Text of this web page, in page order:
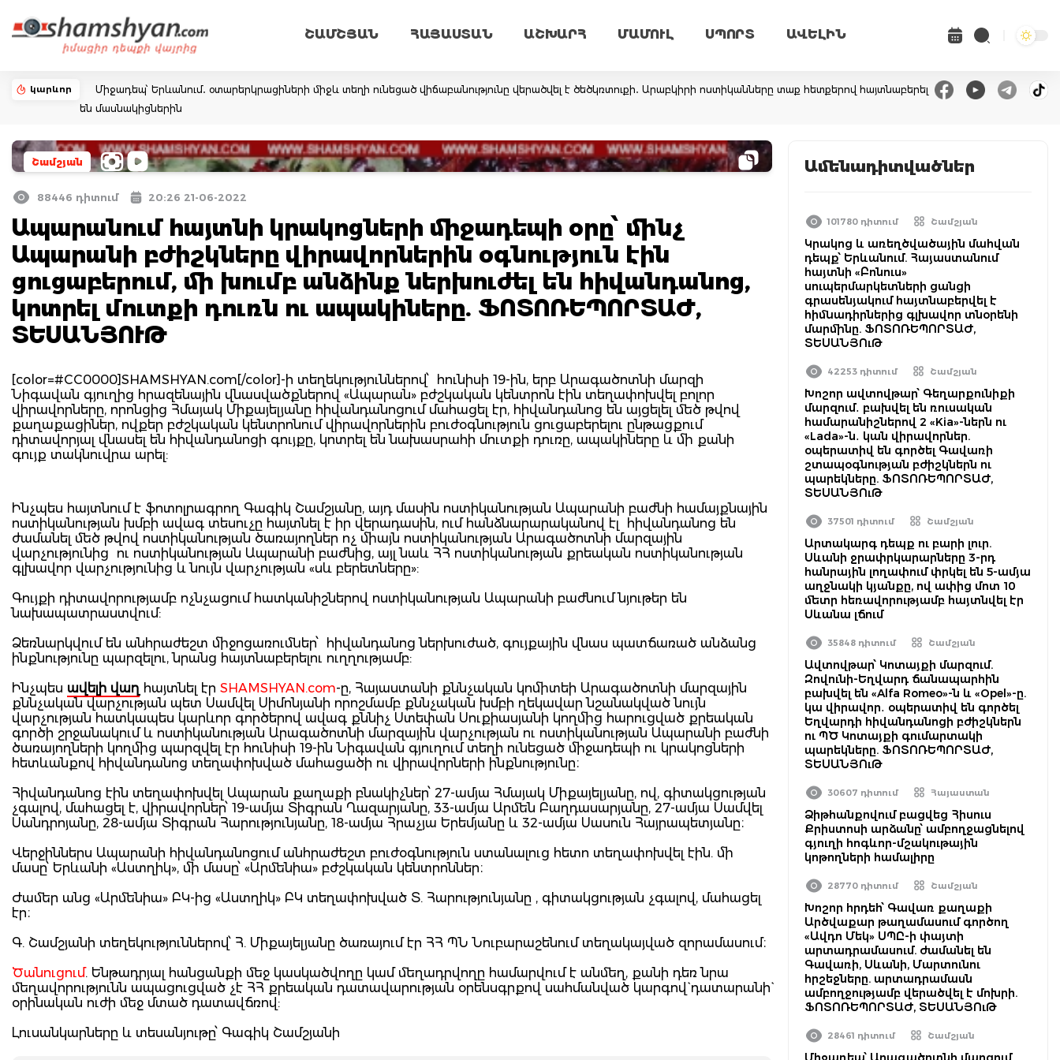
ՇԱՄՇՅԱՆ ՀԱՅԱՍՏԱՆ ԱՇԽԱՐՀ ՄԱՄՈՒԼ ՍՊՈՐՏ ԱՎԵԼԻՆ
կարևոր
Միջադեպ՝ Երևանում․ օտարերկրացիների միջև տեղի ունեցած վիճաբանությունը վերածվել է ծեծկռտուքի․ Արաբկիրի ոստիկանները տաք հետքերով հայտնաբերել
են մասնակիցներին
Շամշյան
88446 դիտում 20:26 21-06-2022
Ապարանում հայտնի կրակոցների միջադեպի օրը՝ մինչ
Ապարանի բժիշկները վիրավորներին օգնություն էին
ցուցաբերում, մի խումբ անձինք ներխուժել են հիվանդանոց,
կոտրել մուտքի դուռն ու ապակիները. ՖՈՏՈՌԵՊՈՐՏԱԺ,
ՏԵՍԱՆՅՈՒԹ
[color=#CC0000]SHAMSHYAN.com[/color]-ի տեղեկություններով՝ հունիսի 19-ին, երբ Արագածոտնի մարզի
Նիգավան գյուղից հրազենային վնասվածքներով «Ապարան» բժշկական կենտրոն էին տեղափոխվել բոլոր
վիրավորները, որոնցից Հմայակ Միքայելյանը հիվանդանոցում մահացել էր, հիվանդանոց են այցելել մեծ թվով
քաղաքացիներ, ովքեր բժշկական կենտրոնում վիրավորներին բուժօգնություն ցուցաբերելու ընթացքում
դիտավորյալ վնասել են հիվանդանոցի գույքը, կոտրել են նախասրահի մուտքի դուռը, ապակիները և մի քանի
գույք տակնուվրա արել:
Ինչպես հայտնում է ֆոտոլրագրող Գագիկ Շամշյանը, այդ մասին ոստիկանության Ապարանի բաժնի համայքնային
ոստիկանության խմբի ավագ տեսուչը հայտնել է իր վերադասին, ում հանձնարարականով էլ հիվանդանոց են
ժամանել մեծ թվով ոստիկանության ծառայողներ ոչ միայն ոստիկանության Արագածոտնի մարզային
վարչությունից ու ոստիկանության Ապարանի բաժնից, այլ նաև ՀՀ ոստիկանության քրեական ոստիկանության
գլխավոր վարչությունից և նույն վարչության «սև բերետները»:
Գույքի դիտավորությամբ ոչնչացում հատկանիշներով ոստիկանության Ապարանի բաժնում նյութեր են
նախապատրաստվում:
Ձեռնարկվում են անհրաժեշտ միջոցառումներ՝ հիվանդանոց ներխուժած, գույքային վնաս պատճառած անձանց
ինքնությունը պարզելու, նրանց հայտնաբերելու ուղղությամբ:
Ինչպես ավելի վաղ հայտնել էր SHAMSHYAN.com-ը, Հայաստանի քննչական կոմիտեի Արագածոտնի մարզային
քննչական վարչության պետ Սամվել Սիմոնյանի որոշմամբ քննչական խմբի ղեկավար նշանակված նույն
վարչության հատկապես կարևոր գործերով ավագ քննիչ Ստեփան Սուքիասյանի կողմից հարուցված քրեական
գործի շրջանակում և ոստիկանության Արագածոտնի մարզային վարչության ու ոստիկանության Ապարանի բաժնի
ծառայողների կողմից պարզվել էր հունիսի 19-ին Նիգավան գյուղում տեղի ունեցած միջադեպի ու կրակոցների
հետևանքով հիվանդանոց տեղափոխված մահացածի ու վիրավորների ինքնությունը։
Հիվանդանոց էին տեղափոխվել Ապարան քաղաքի բնակիչներ՝ 27-ամյա Հմայակ Միքայելյանը, ով, գիտակցության
չգալով, մահացել է, վիրավորներ՝ 19-ամյա Տիգրան Ղազարյանը, 33-ամյա Արմեն Բաղդասարյանը, 27-ամյա Սամվել
Սանդրոյանը, 28-ամյա Տիգրան Հարությունյանը, 18-ամյա Հրաչյա Երեմյանը և 32-ամյա Սասուն Հայրապետյանը։
Վերջիններս Ապարանի հիվանդանոցում անհրաժեշտ բուժօգնություն ստանալուց հետո տեղափոխվել էին. մի
մասը՝ Երևանի «Աստղիկ», մի մասը՝ «Արմենիա» բժշկական կենտրոններ։
Ժամեր անց «Արմենիա» ԲԿ-ից «Աստղիկ» ԲԿ տեղափոխված Տ. Հարությունյանը , գիտակցության չգալով, մահացել
էր։
Գ. Շամշյանի տեղեկություններով՝ Հ. Միքայելյանը ծառայում էր ՀՀ ՊՆ Նուբարաշենում տեղակայված զորամասում։
Ծանուցում. Ենթադրյալ հանցանքի մեջ կասկածվողը կամ մեղադրվողը համարվում է անմեղ, քանի դեռ նրա
մեղավորությունն ապացուցված չէ ՀՀ քրեական դատավարության օրենսգրքով սահմանված կարգով` դատարանի`
օրինական ուժի մեջ մտած դատավճռով:
Լուսանկարները և տեսանյութը՝ Գագիկ Շամշյանի
Ամենադիտվածներ
101780 դիտում Շամշյան
Կրակոց և առեղծվածային մահվան
դեպք՝ Երևանում. Հայաստանում
հայտնի «Բոնուս»
սուպերմարկետների ցանցի
գրասենյակում հայտնաբերվել է
հիմնադիրներից գլխավոր տնօրենի
մարմինը. ՖՈՏՈՌԵՊՈՐՏԱԺ,
ՏԵՍԱՆՅՈւԹ
42253 դիտում Շամշյան
Խոշոր ավտովթար՝ Գեղարքունիքի
մարզում․ բախվել են ռուսական
համարանիշներով 2 «Kia»-ներն ու
«Lada»-ն․ կան վիրավորներ.
օպերատիվ են գործել Գավառի
շտապօգնության բժիշկներն ու
պարեկները. ՖՈՏՈՌԵՊՈՐՏԱԺ,
ՏԵՍԱՆՅՈւԹ
37501 դիտում Շամշյան
Արտակարգ դեպք ու բարի լուր.
Սևանի ջրափրկարարները 3-րդ
հանրային լողափում փրկել են 5-ամյա
աղջնակի կյանքը, ով ափից մոտ 10
մետր հեռավորությամբ հայտնվել էր
Սևանա լճում
35848 դիտում Շամշյան
Ավտովթար՝ Կոտայքի մարզում.
Զովունի-Եղվարդ ճանապարհին
բախվել են «Alfa Romeo»-ն և «Opel»-ը.
կա վիրավոր․ օպերատիվ են գործել
Եղվարդի հիվանդանոցի բժիշկներն
ու ՊԾ Կոտայքի գումարտակի
պարեկները. ՖՈՏՈՌԵՊՈՐՏԱԺ,
ՏԵՍԱՆՅՈւԹ
30607 դիտում Հայաստան
Ձիթհանքովում բացվեց Հիսուս
Քրիստոսի արձանը՝ ամբողջացնելով
գյուղի հոգևոր-մշակութային
կոթողների համալիրը
28770 դիտում Շամշյան
Խոշոր հրդեհ՝ Գավառ քաղաքի
Արծվաքար թաղամասում գործող
«Ավդո Մեկ» ՍՊԸ-ի փայտի
արտադրամասում. ժամանել են
Գավառի, Սևանի, Մարտունու
հրշեջները. արտադրամասն
ամբողջությամբ վերածվել է մոխրի.
ՖՈՏՈՌԵՊՈՐՏԱԺ, ՏԵՍԱՆՅՈւԹ
28461 դիտում Շամշյան